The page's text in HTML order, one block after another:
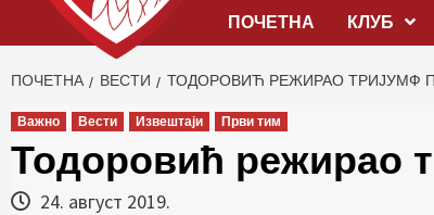
ПОЧЕТНА КЛУБ
ПОЧЕТНА ВЕСТИ ТОДОРОВИЋ РЕЖИРАО ТРИЈУМФ
Важно Вести Извештаји Први тим
Тодоровић режирао
24. август 2019.